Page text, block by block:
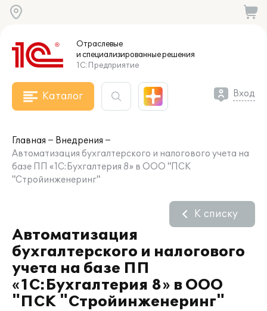
Отраслевые
и специализированныерешения
1С:Предприятие
Каталог Вход
Главная
Внедрения
Автоматизация бухгалтерского и налогового учета на
базе ПП «1С:Бухгалтерия 8» в ООО "ПСК
"Стройинженеринг"
Автоматизация
бухгалтерского и налогового
учета на базе ПП
«1С:Бухгалтерия 8» в ООО
"ПСК "Стройинженеринг"
К списку